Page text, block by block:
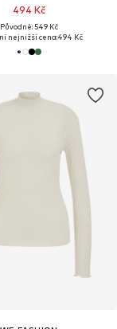
494 Kč
Původně: 549 Kč
nejnižší cena:494 Kč